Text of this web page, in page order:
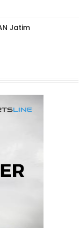
Jatim